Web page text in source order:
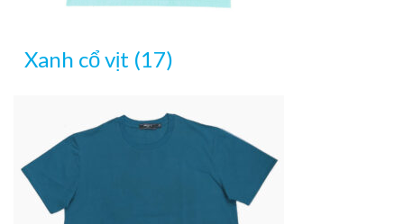
Xanh cổ vịt (17)